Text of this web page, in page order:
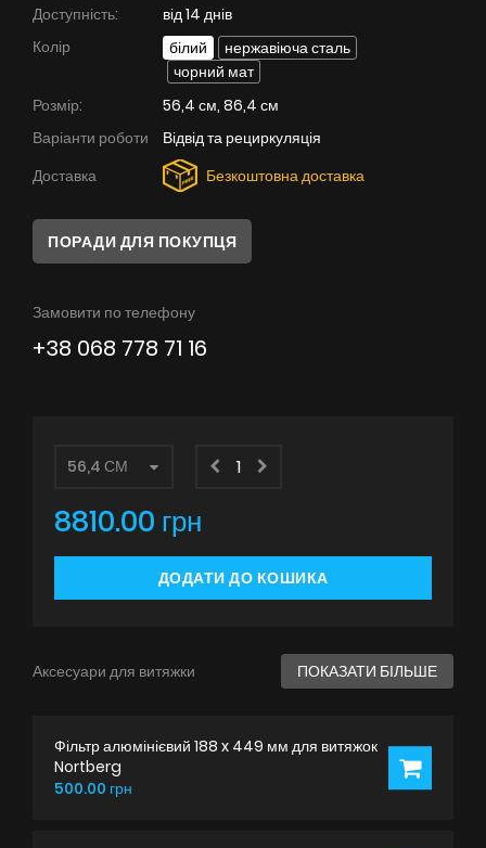
Гарантія
Поради
Сервіс
Доступність:
від 14 днів
Колір
білий
нержавіюча сталь
чорний мат
Розмір:
56,4 см, 86,4 см
Варіанти роботи
Відвід та рециркуляція
Доставка
Безкоштовна доставка
ПОРАДИ ДЛЯ ПОКУПЦЯ
Замовити по телефону
+38 068 778 71 16
8810.00 грн
ДОДАТИ ДО КОШИКА
Аксесуари для витяжки ПОКАЗАТИ БІЛЬШЕ
Фільтр алюмінієвий 188 x 449 мм для витяжок
Nortberg
500.00 грн